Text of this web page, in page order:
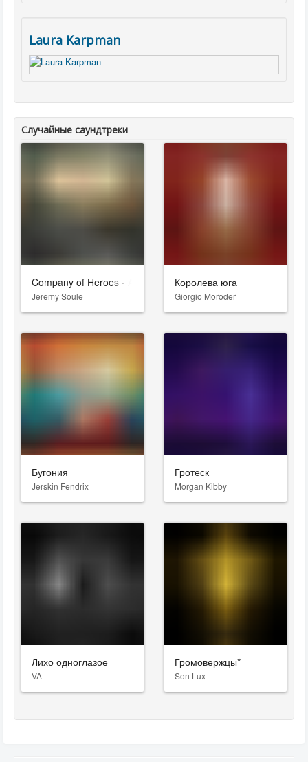
Laura Karpman
Случайные саундтреки
Company of Heroes - All Heroes Rise
Jeremy Soule
Королева юга
Giorgio Moroder
Бугония
Jerskin Fendrix
Гротеск
Morgan Kibby
Лихо одноглазое
VA
Громовержцы*
Son Lux